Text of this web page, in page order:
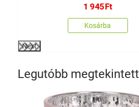
1 945Ft
Kosárba
Next
Legutóbb megtekintett